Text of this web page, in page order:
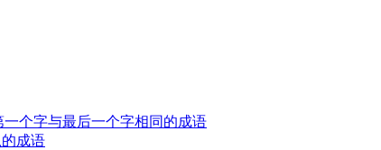
一个字与最后一个字相同的成语
成语